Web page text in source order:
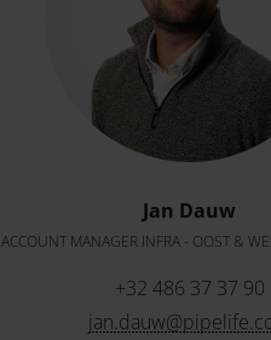
Jan Dauw
ACCOUNT MANAGER INFRA - OOST &
+32 486 37 37 90